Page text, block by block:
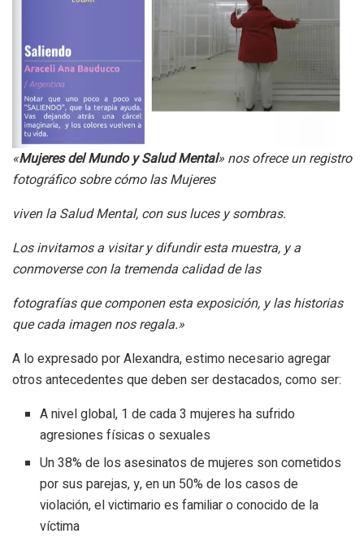
«Mujeres del Mundo y Salud Mental» nos ofrece un registro
fotográfico sobre cómo las Mujeres
viven la Salud Mental, con sus luces y sombras.
Los invitamos a visitar y difundir esta muestra, y a
conmoverse con la tremenda calidad de las
fotografías que componen esta exposición, y las historias
que cada imagen nos regala.»
A lo expresado por Alexandra, estimo necesario agregar
otros antecedentes que deben ser destacados, como ser:
A nivel global, 1 de cada 3 mujeres ha sufrido
agresiones físicas o sexuales
Un 38% de los asesinatos de mujeres son cometidos
por sus parejas, y, en un 50% de los casos de
violación, el victimario es familiar o conocido de la
víctima